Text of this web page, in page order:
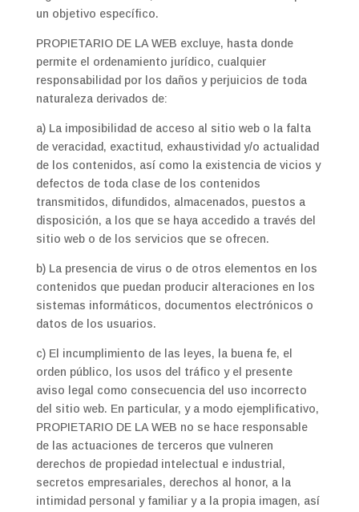
un objetivo específico.
PROPIETARIO DE LA WEB excluye, hasta donde
permite el ordenamiento jurídico, cualquier
responsabilidad por los daños y perjuicios de toda
naturaleza derivados de:
a) La imposibilidad de acceso al sitio web o la falta
de veracidad, exactitud, exhaustividad y/o actualidad
de los contenidos, así como la existencia de vicios y
defectos de toda clase de los contenidos
transmitidos, difundidos, almacenados, puestos a
disposición, a los que se haya accedido a través del
sitio web o de los servicios que se ofrecen.
b) La presencia de virus o de otros elementos en los
contenidos que puedan producir alteraciones en los
sistemas informáticos, documentos electrónicos o
datos de los usuarios.
c) El incumplimiento de las leyes, la buena fe, el
orden público, los usos del tráfico y el presente
aviso legal como consecuencia del uso incorrecto
del sitio web. En particular, y a modo ejemplificativo,
PROPIETARIO DE LA WEB no se hace responsable
de las actuaciones de terceros que vulneren
derechos de propiedad intelectual e industrial,
secretos empresariales, derechos al honor, a la
intimidad personal y familiar y a la propia imagen, así